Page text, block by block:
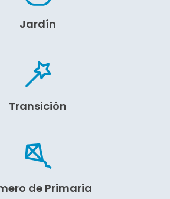
Jardín
Transición
de Primaria